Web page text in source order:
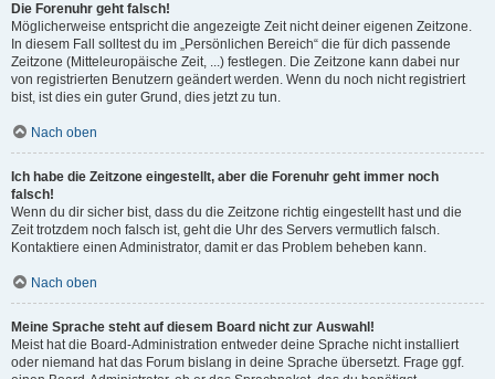
Die Forenuhr geht falsch!
Möglicherweise entspricht die angezeigte Zeit nicht deiner eigenen Zeitzone.
In diesem Fall solltest du im „Persönlichen Bereich“ die für dich passende
Zeitzone (Mitteleuropäische Zeit, ...) festlegen. Die Zeitzone kann dabei nur
von registrierten Benutzern geändert werden. Wenn du noch nicht registriert
bist, ist dies ein guter Grund, dies jetzt zu tun.
Nach oben
Ich habe die Zeitzone eingestellt, aber die Forenuhr geht immer noch
falsch!
Wenn du dir sicher bist, dass du die Zeitzone richtig eingestellt hast und die
Zeit trotzdem noch falsch ist, geht die Uhr des Servers vermutlich falsch.
Kontaktiere einen Administrator, damit er das Problem beheben kann.
Nach oben
Meine Sprache steht auf diesem Board nicht zur Auswahl!
Meist hat die Board-Administration entweder deine Sprache nicht installiert
oder niemand hat das Forum bislang in deine Sprache übersetzt. Frage ggf.